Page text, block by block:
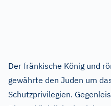
Der fränkische König und
gewährte den Juden um
Schutzprivilegien.